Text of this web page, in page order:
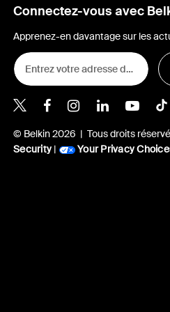
Connectez-vous avec
Apprenez-en davantage sur les
Belkin Twitter
BelkinBelkinBelkin
© Belkin 2026 | Tous droits
Security | Your Privacy